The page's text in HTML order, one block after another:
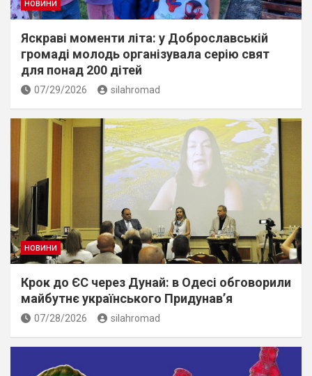
НОВИНИ
Яскраві моменти літа: у Доброславській
громаді молодь організувала серію свят
для понад 200 дітей
07/29/2026 silahromad
НОВИНИ
Крок до ЄС через Дунай: в Одесі обговорили
майбутнє українського Придунав’я
07/28/2026 silahromad